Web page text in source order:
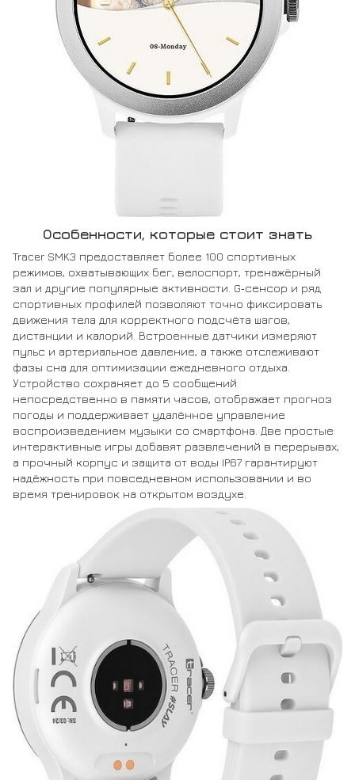
Особенности, которые стоит знать
Tracer SMK3 предоставляет более 100 спортивных
режимов, охватывающих бег, велоспорт, тренажёрный
зал и другие популярные активности. G‑сенсор и ряд
спортивных профилей позволяют точно фиксировать
движения тела для корректного подсчёта шагов,
дистанции и калорий. Встроенные датчики измеряют
пульс и артериальное давление, а также отслеживают
фазы сна для оптимизации ежедневного отдыха.
Устройство сохраняет до 5 сообщений
непосредственно в памяти часов, отображает прогноз
погоды и поддерживает удалённое управление
воспроизведением музыки со смартфона. Две простые
интерактивные игры добавят развлечений в перерывах,
а прочный корпус и защита от воды IP67 гарантируют
надёжность при повседневном использовании и во
время тренировок на открытом воздухе.